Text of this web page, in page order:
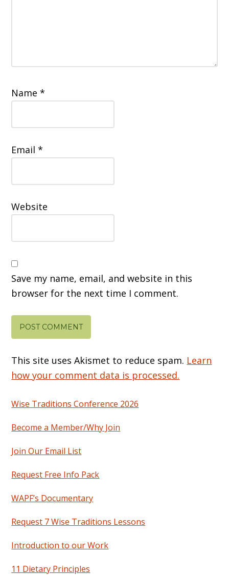
Name*
Email*
Website
Save my name, email, and website in this
browser for the next time I comment.
This site uses Akismet to reduce spam. Learn
how your comment data is processed.
Wise Traditions Conference 2026
Become a Member/Why Join
Join Our Email List
Request Free Info Pack
WAPF’s Documentary
Request 7 Wise Traditions Lessons
Introduction to our Work
11 Dietary Principles